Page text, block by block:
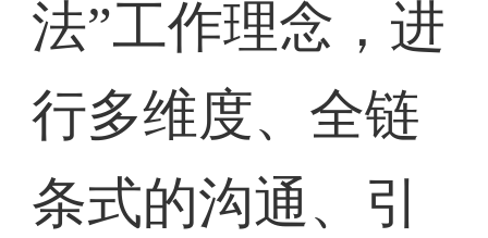
法”工作理念，进
行多维度、全链
条式的沟通、引